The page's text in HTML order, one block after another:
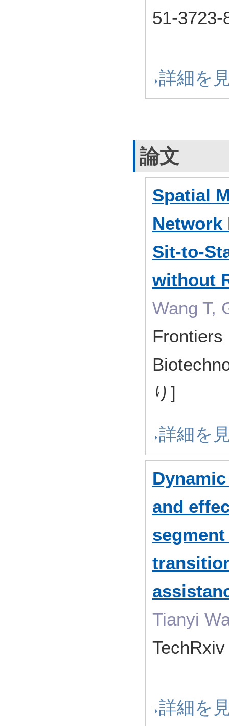
51-
詳細を
論文
Spatial
Network
Sit-to-
without
Wang T,
Frontiers
り]
詳細を
and
Tianyi
詳細を